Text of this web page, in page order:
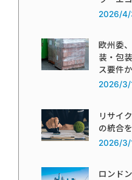
2026/4/
欧州委
装・包
ス要件
2026/3/
リサイ
の統合
2026/3/
ロンド